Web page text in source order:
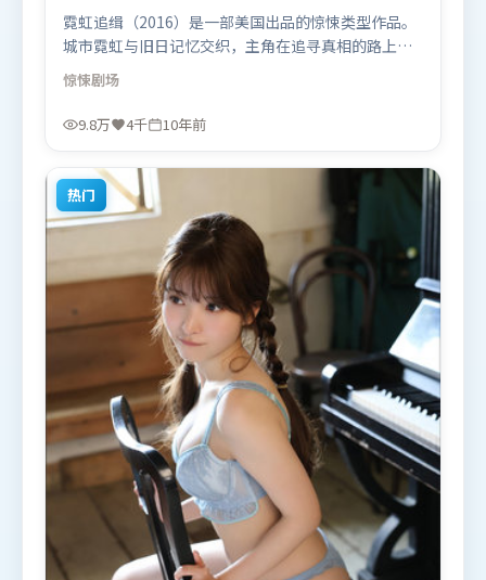
霓虹追缉（2016）是一部美国出品的惊悚类型作品。
城市霓虹与旧日记忆交织，主角在追寻真相的路上不
断付出代价。类型元素被重新组合，既致敬经典也尝
试突破套路。由管虎执导，王景春、古天乐、咏梅，
河正宇、刘亦菲等联袂出演。影片于2016年3月24日
观众观看。
惊悚剧场
9.8万 4千 10年前
热门